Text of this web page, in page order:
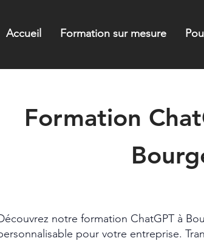
Accueil Formation sur mesure
Formation
notre formation ChatGPT à
pour votre entreprise.